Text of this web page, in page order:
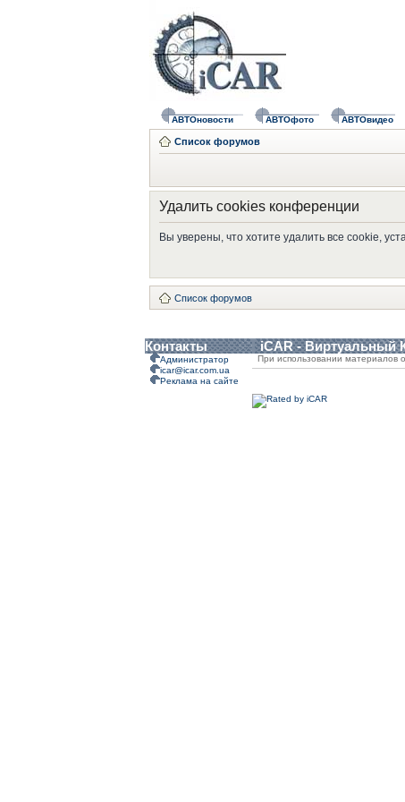
АВТОновости АВТОфото АВТОвидео
Список форумов
Удалить cookies конференции
Вы уверены, что хотите удалить все cookie,
Список форумов
Контакты iCAR - Виртуальный
Администратор
icar@icar.com.ua
Реклама на сайте
При использовании материалов